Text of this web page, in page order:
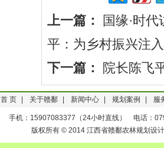
上一篇：
国缘·时
平：为乡村振兴注
下一篇：
院长陈飞
首 页 关于赣鄱 新闻中心 规划案例 服
手机：15907083377（24小时直线） 电话：
版权所有 © 2014 江西省赣鄱农林规划